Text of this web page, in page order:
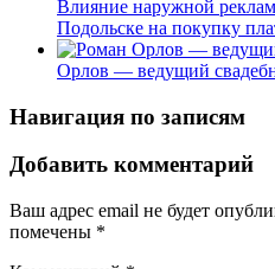
Влияние наружной
Подольске на покупку
Орлов — ведущий
Навигация по записям
Добавить комментарий
Ваш адрес email не будет
помечены *